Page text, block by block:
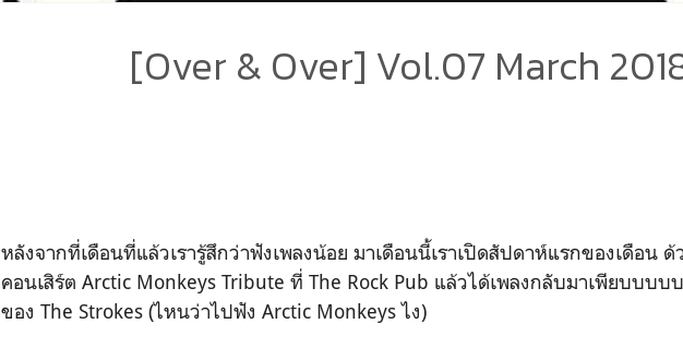
[Over & Over] Vol.07 March
หลังจากที่เดือนที่แล้วเรารู้สึกว่าฟังเพลงน้อย มาเดือนนี้เราเปิดสัปดาห์แรกของเดือน ด้
คอนเสิร์ต Arctic Monkeys Tribute ที่ The Rock Pub แล้วได้เพลงกลับมาเพียบบบบบ
ของ The Strokes (ไหนว่าไปฟัง Arctic Monkeys ไง)